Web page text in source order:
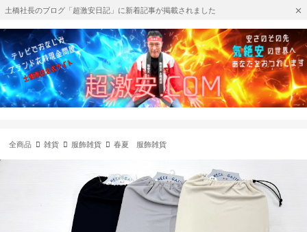
土橋社長のブログ「超激安日記」に新着記事が掲載されました
全商品 雑貨 服飾雑貨 春夏 服飾雑貨